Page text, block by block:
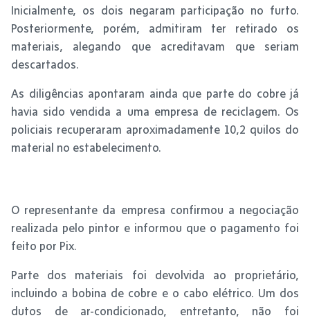
Inicialmente, os dois negaram participação no furto.
Posteriormente, porém, admitiram ter retirado os
materiais, alegando que acreditavam que seriam
descartados.
As diligências apontaram ainda que parte do cobre já
havia sido vendida a uma empresa de reciclagem. Os
policiais recuperaram aproximadamente 10,2 quilos do
material no estabelecimento.
O representante da empresa confirmou a negociação
realizada pelo pintor e informou que o pagamento foi
feito por Pix.
Parte dos materiais foi devolvida ao proprietário,
incluindo a bobina de cobre e o cabo elétrico. Um dos
dutos de ar-condicionado, entretanto, não foi